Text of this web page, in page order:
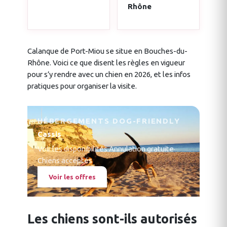
Rhône
Calanque de Port-Miou se situe en Bouches-du-
Rhône. Voici ce que disent les règles en vigueur
pour s’y rendre avec un chien en 2026, et les infos
pratiques pour organiser la visite.
HÉBERGEMENTS DOG-FRIENDLY
Cassis
Voir les disponibilités·Annulation gratuite·
Chiens acceptés
Voir les offres
Les chiens sont-ils autorisés